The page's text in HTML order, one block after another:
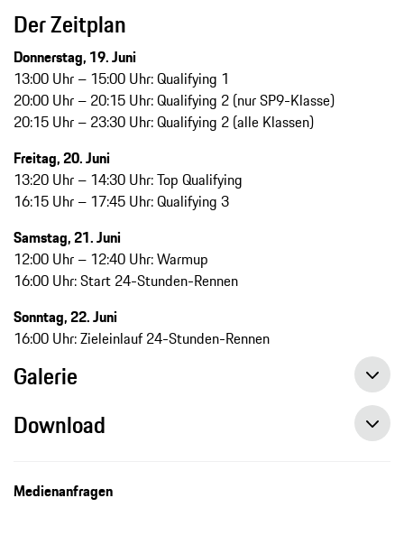
Der Zeitplan
Donnerstag, 19. Juni
13:00 Uhr – 15:00 Uhr: Qualifying 1
20:00 Uhr – 20:15 Uhr: Qualifying 2 (nur SP9-Klasse)
20:15 Uhr – 23:30 Uhr: Qualifying 2 (alle Klassen)
Freitag, 20. Juni
13:20 Uhr – 14:30 Uhr: Top Qualifying
16:15 Uhr – 17:45 Uhr: Qualifying 3
Samstag, 21. Juni
12:00 Uhr – 12:40 Uhr: Warmup
16:00 Uhr: Start 24-Stunden-Rennen
Sonntag, 22. Juni
16:00 Uhr: Zieleinlauf 24-Stunden-Rennen
Galerie
Download
Medienanfragen